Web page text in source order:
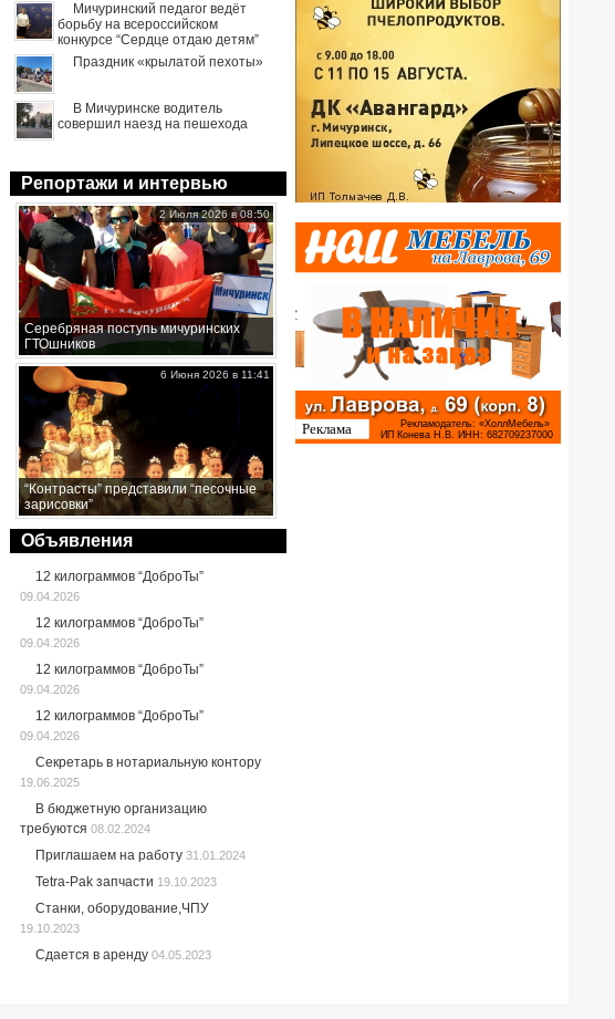
Мичуринский педагог ведёт
борьбу на всероссийском
конкурсе “Сердце отдаю детям”
Праздник «крылатой пехоты»
В Мичуринске водитель
совершил наезд на пешехода
Репортажи и интервью
Серебряная поступь мичуринских
ГТОшников
2 Июля 2026 в 08:50
“Контрасты” представили “песочные
зарисовки”
6 Июня 2026 в 11:41
Объявления
12 килограммов “ДоброТы”
09.04.2026
12 килограммов “ДоброТы”
09.04.2026
12 килограммов “ДоброТы”
09.04.2026
12 килограммов “ДоброТы”
09.04.2026
Секретарь в нотариальную контору
19.06.2025
В бюджетную организацию
требуются 08.02.2024
Приглашаем на работу 31.01.2024
Tetra-Pak запчасти 19.10.2023
Станки, оборудование,ЧПУ
19.10.2023
Сдается в аренду 04.05.2023